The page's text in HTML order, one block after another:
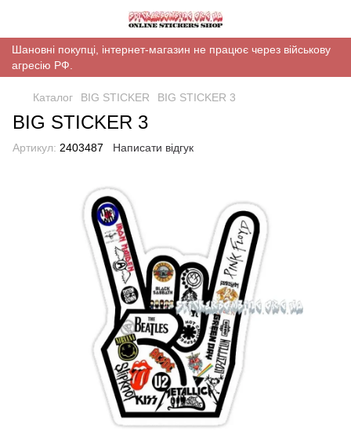
Шановні покупці, інтернет-магазин не працює через військову
агресію РФ.
Каталог BIG STICKER BIG STICKER 3
BIG STICKER 3
Артикул: 2403487 Написати відгук